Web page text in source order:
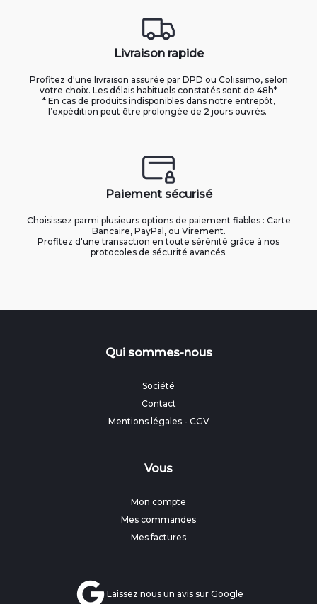
Livraison rapide
Profitez d'une livraison assurée par DPD ou Colissimo, selon
votre choix. Les délais habituels constatés sont de 48h*
* En cas de produits indisponibles dans notre entrepôt,
l’expédition peut être prolongée de 2 jours ouvrés.
Paiement sécurisé
Choisissez parmi plusieurs options de paiement fiables : Carte
Bancaire, PayPal, ou Virement.
Profitez d'une transaction en toute sérénité grâce à nos
protocoles de sécurité avancés.
Qui sommes-nous
Société
Contact
Mentions légales- CGV
Vous
Mon compte
Mes commandes
Mes factures
Laissez nous un avis sur Google